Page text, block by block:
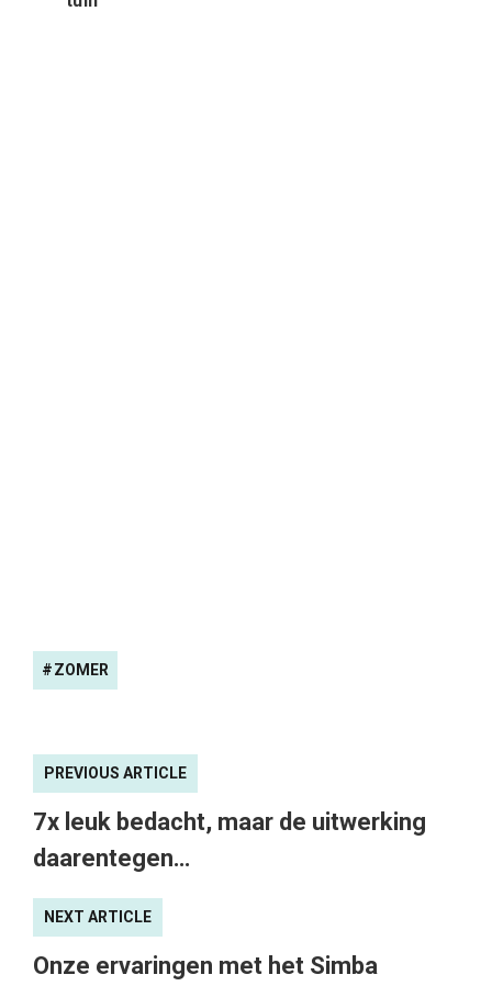
ZOMER
PREVIOUS ARTICLE
7x leuk bedacht, maar de uitwerking
daarentegen…
NEXT ARTICLE
Onze ervaringen met het Simba